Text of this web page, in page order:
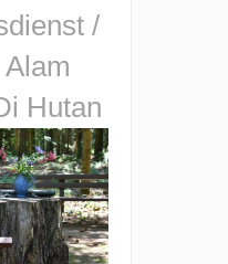
/
Hutan